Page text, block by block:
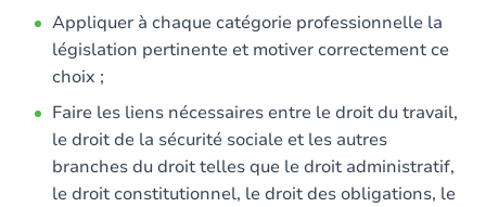
Appliquer à chaque catégorie professionnelle la
législation pertinente et motiver correctement ce
choix ;
Faire les liens nécessaires entre le droit du travail,
le droit de la sécurité sociale et les autres
branches du droit telles que le droit administratif,
le droit constitutionnel, le droit des obligations, le